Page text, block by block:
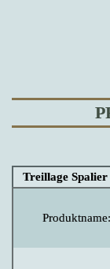
Treillage
Produktname: